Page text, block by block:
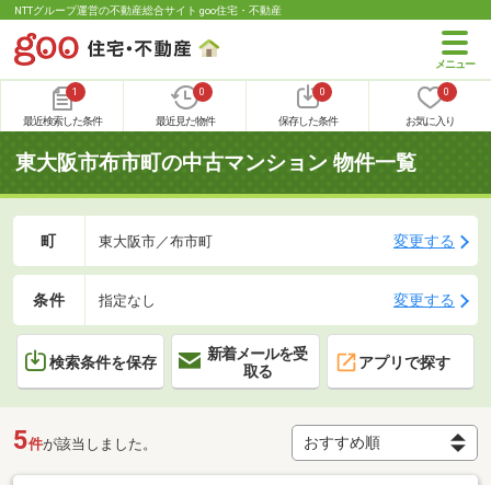
NTTグループ運営の不動産総合サイト goo住宅・不動産
1
最近検索した条件
0
最近見た物件
0
保存した条件
0
お気に入り
東大阪市布市町の中古マンション 物件一覧
町 東大阪市／布市町 変更する
条件 指定なし 変更する
検索条件を保存
新着メールを受
取る
アプリで探す
5件が該当しました。